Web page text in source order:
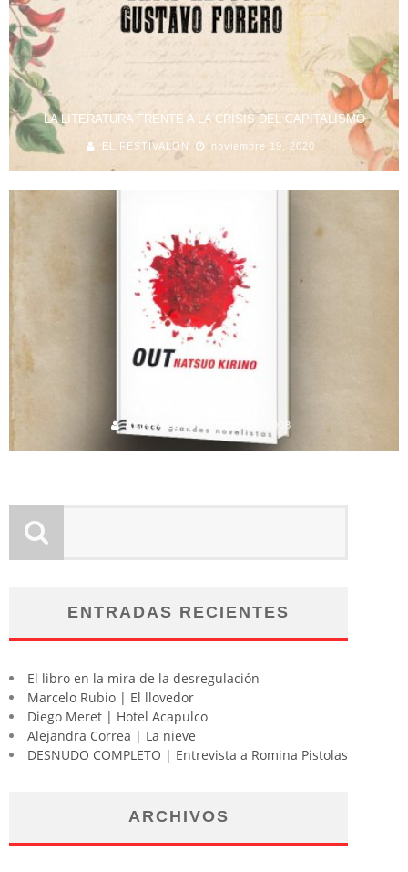
LA LITERATURA FRENTE A LA CRISIS DEL CAPITALISMO
EL FESTIVALON noviembre 19, 2020
Angel Alza octubre 24, 2008
ENTRADAS RECIENTES
El libro en la mira de la desregulación
Marcelo Rubio | El llovedor
Diego Meret | Hotel Acapulco
Alejandra Correa | La nieve
DESNUDO COMPLETO | Entrevista a Romina Pistolas
ARCHIVOS